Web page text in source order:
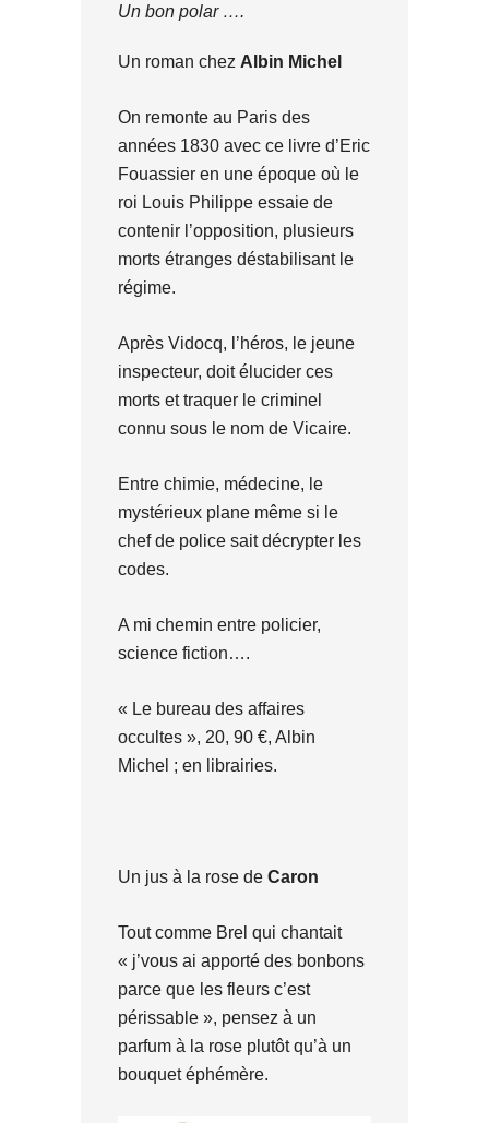
Un bon polar ….
Un roman chez Albin Michel
On remonte au Paris des
années 1830 avec ce livre d’Eric
Fouassier en une époque où le
roi Louis Philippe essaie de
contenir l’opposition, plusieurs
morts étranges déstabilisant le
régime.
Après Vidocq, l’héros, le jeune
inspecteur, doit élucider ces
morts et traquer le criminel
connu sous le nom de Vicaire.
Entre chimie, médecine, le
mystérieux plane même si le
chef de police sait décrypter les
codes.
A mi chemin entre policier,
science fiction….
« Le bureau des affaires
occultes », 20, 90 €, Albin
Michel ; en librairies.
Un jus à la rose de Caron
Tout comme Brel qui chantait
« j’vous ai apporté des bonbons
parce que les fleurs c’est
périssable », pensez à un
parfum à la rose plutôt qu’à un
bouquet éphémère.